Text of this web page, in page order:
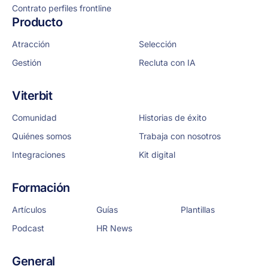
Contrato perfiles frontline
Producto
Atracción
Selección
Gestión
Recluta con IA
Viterbit
Comunidad
Historias de éxito
Quiénes somos
Trabaja con nosotros
Integraciones
Kit digital
Formación
Artículos Guías
Plantillas
Podcast
HR News
General